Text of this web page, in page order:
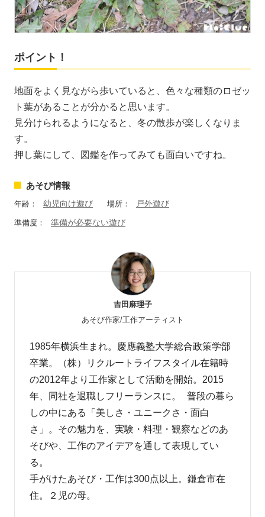
ポイント！
地面をよく見ながら歩いていると、色々な種類のロゼッ
ト葉があることが分かると思います。
見分けられるようになると、冬の散歩が楽しくなりま
す。
押し葉にして、図鑑を作ってみても面白いですね。
あそび情報
年齢： 幼児向け遊び 場所： 戸外遊び
準備度： 準備が必要ない遊び
吉田麻理子
あそび作家/工作アーティスト
1985年横浜生まれ。慶應義塾大学総合政策学部
卒業。（株）リクルートライフスタイル在籍時
の2012年より工作家として活動を開始。2015
年、同社を退職しフリーランスに。 普段の暮ら
しの中にある「美しさ・ユニークさ・面白
さ」。その魅力を、実験・料理・観察などのあ
そびや、工作のアイデアを通して表現してい
る。
手がけたあそび・工作は300点以上。鎌倉市在
住。２児の母。